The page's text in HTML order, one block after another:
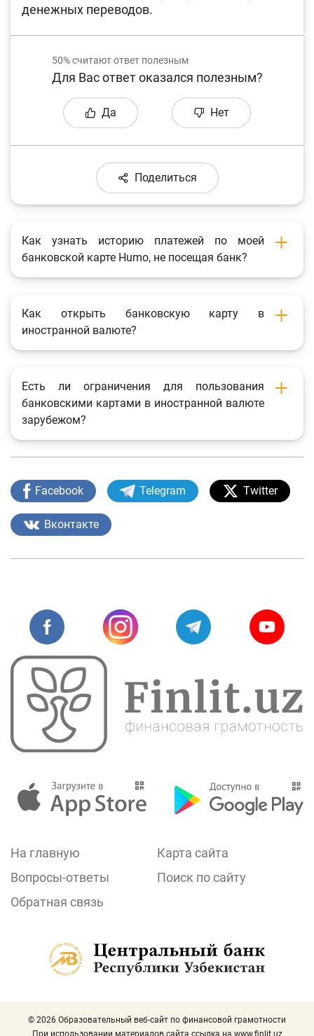
денежных переводов.
50%считают ответ полезным
Для Вас ответ оказался полезным?
Да Нет
Поделиться
Как узнать историю платежей по моей
банковской карте Humo, не посещая банк?
Как открыть банковскую карту в
иностранной валюте?
Есть ли ограничения для пользования
банковскими картами в иностранной валюте
зарубежом?
Facebook Telegram Twitter
Вконтакте
На главную
Карта сайта
Вопросы-ответы
Поиск по сайту
Обратная связь
© 2026 Образовательный веб-сайт по финансовой грамотности